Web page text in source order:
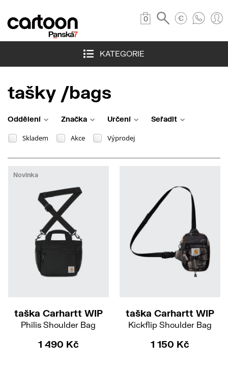
0
KATEGORIE
tašky /bags
Oddělení Značka Určení Seřadit
Skladem Akce Výprodej
Novinka
taška Carhartt WIP
Philis Shoulder Bag
1 490 Kč
taška Carhartt WIP
Kickflip Shoulder Bag
1 150 Kč